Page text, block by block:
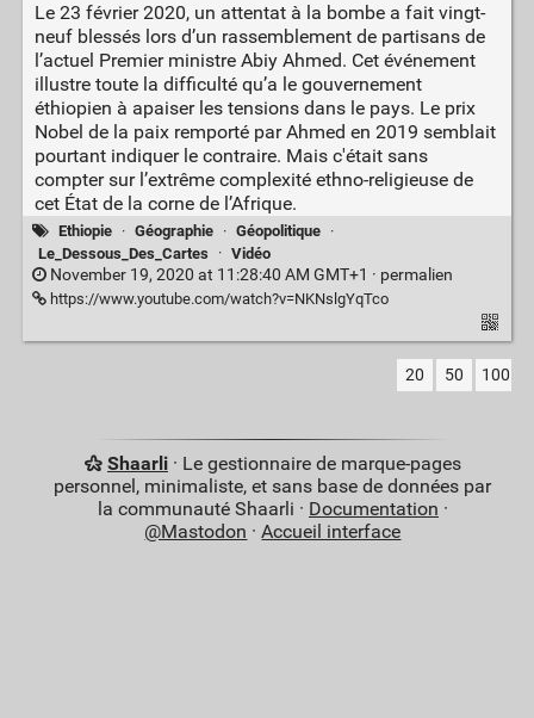
Le 23 février 2020, un attentat à la bombe a fait vingt-
neuf blessés lors d’un rassemblement de partisans de
l’actuel Premier ministre Abiy Ahmed. Cet événement
illustre toute la difficulté qu’a le gouvernement
éthiopien à apaiser les tensions dans le pays. Le prix
Nobel de la paix remporté par Ahmed en 2019 semblait
pourtant indiquer le contraire. Mais c'était sans
compter sur l’extrême complexité ethno-religieuse de
cet État de la corne de l’Afrique.
Ethiopie · Géographie · Géopolitique ·
Le_Dessous_Des_Cartes
· Vidéo
November 19, 2020 at 11:28:40 AM GMT+1 · permalien
https://www.youtube.com/watch?v=NKNslgYqTco
20 50 100
Shaarli· Le gestionnaire de marque-pages
personnel, minimaliste, et sans base de données par
la communauté Shaarli · Documentation ·
@Mastodon ·Accueil interface